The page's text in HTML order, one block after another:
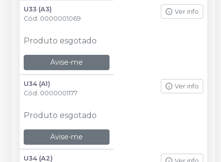
U33 (A3)
Cód. 0000001069
Ver info
Produto esgotado
Avise-me
U34 (A1)
Cód. 0000001177
Ver info
Produto esgotado
Avise-me
U34 (A2)